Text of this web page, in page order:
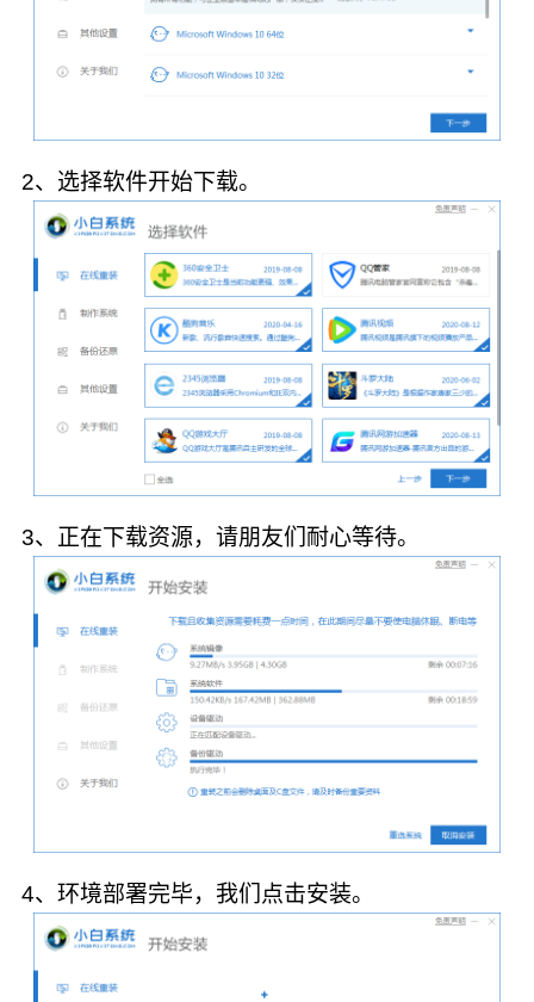
2、选择软件开始下载。
3、正在下载资源，请朋友们耐心等待。
4、环境部署完毕，我们点击安装。